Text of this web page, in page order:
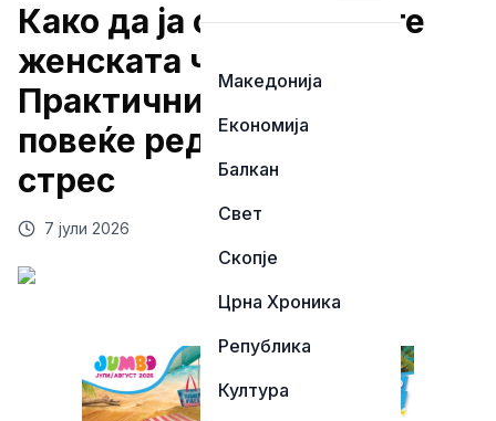
Македонија
Економија
Балкан
Свет
Скопје
Црна Хроника
Република
Култура
Како да ја организирате
женската чанта?
Практични совети за
повеќе ред и помалку
стрес
7 јули 2026